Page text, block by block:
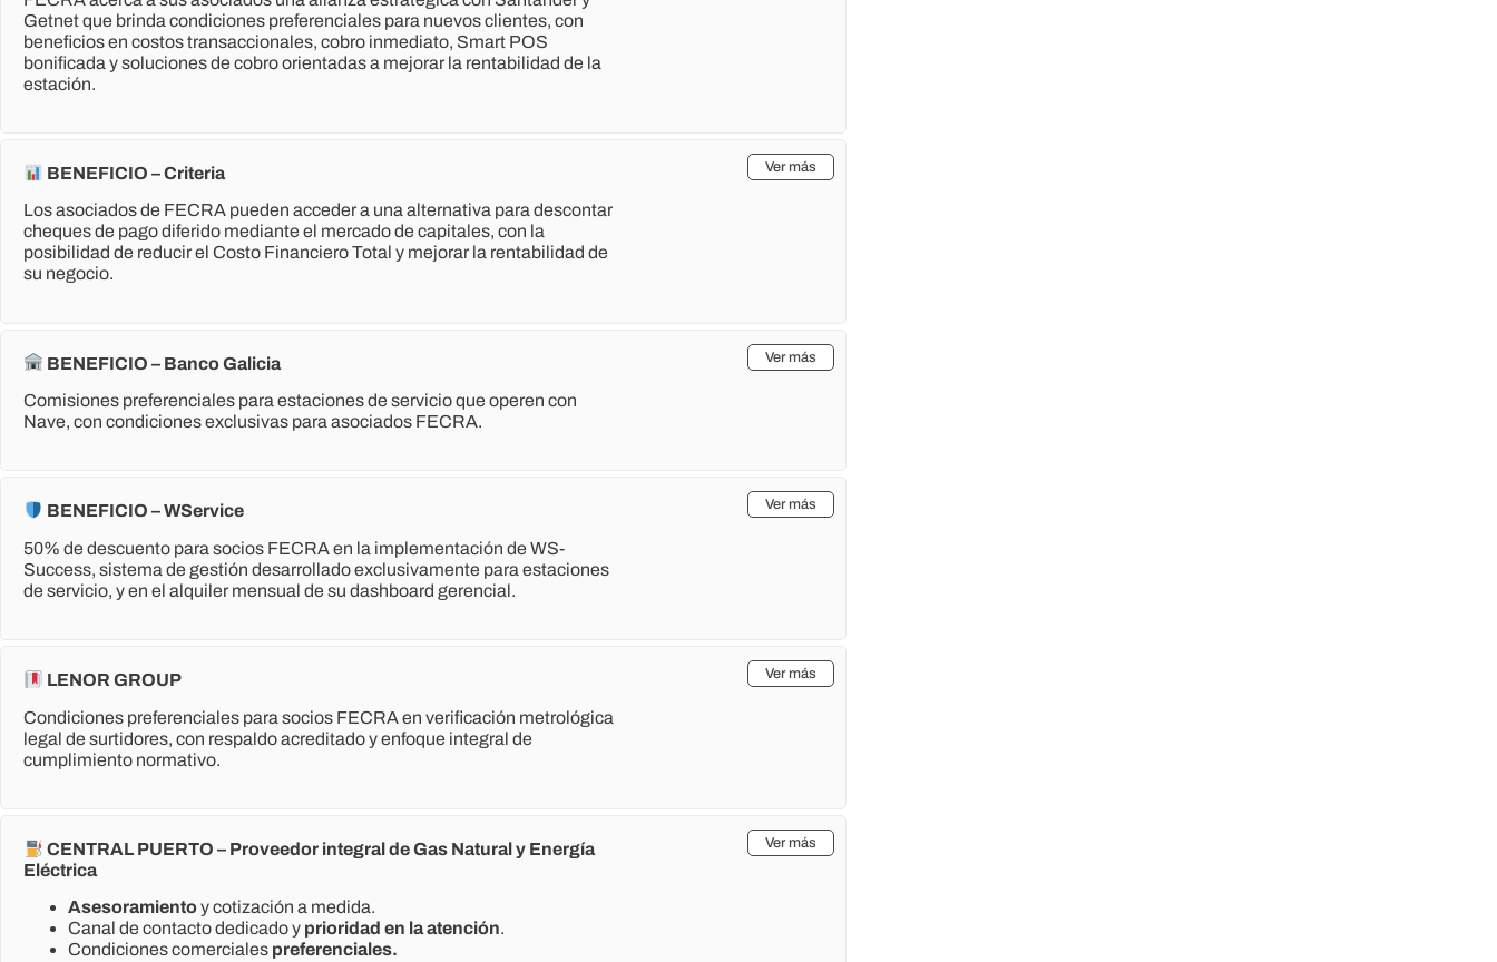
Getnet que brinda condiciones preferenciales para nuevos clientes, con
beneficios en costos transaccionales, cobro inmediato, Smart POS
bonificada y soluciones de cobro orientadas a mejorar la rentabilidad de la
estación.
BENEFICIO – Criteria
Los asociados de FECRA pueden acceder a una alternativa para descontar
cheques de pago diferido mediante el mercado de capitales, con la
posibilidad de reducir el Costo Financiero Total y mejorar la rentabilidad de
su negocio.
Ver más
BENEFICIO – Banco Galicia
Comisiones preferenciales para estaciones de servicio que operen con
Nave, con condiciones exclusivas para asociados FECRA.
Ver más
BENEFICIO – WService
50% de descuento para socios FECRA en la implementación de WS-
Success, sistema de gestión desarrollado exclusivamente para estaciones
de servicio, y en el alquiler mensual de su dashboard gerencial.
Ver más
LENOR GROUP
Condiciones preferenciales para socios FECRA en verificación metrológica
legal de surtidores, con respaldo acreditado y enfoque integral de
cumplimiento normativo.
Ver más
CENTRAL PUERTO – Proveedor integral de Gas Natural y Energía
Eléctrica
Asesoramientoy cotización a medida.
Canal de contacto dedicado y prioridad en la atención.
Condiciones comerciales preferenciales.
Ver más